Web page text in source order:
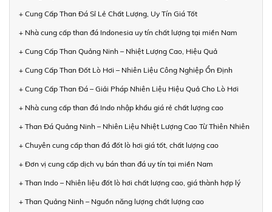
+ Cung Cấp Than Đá Sỉ Lẻ Chất Lượng, Uy Tín Giá Tốt
+ Nhà cung cấp than đá Indonesia uy tín chất lượng tại miền Nam
+ Cung Cấp Than Quảng Ninh – Nhiệt Lượng Cao, Hiệu Quả
+ Cung Cấp Than Đốt Lò Hơi – Nhiên Liệu Công Nghiệp Ổn Định
+ Cung Cấp Than Đá – Giải Pháp Nhiên Liệu Hiệu Quả Cho Lò Hơi
+ Nhà cung cấp than đá Indo nhập khẩu giá rẻ chất lượng cao
+ Than Đá Quảng Ninh – Nhiên Liệu Nhiệt Lượng Cao Từ Thiên Nhiên
+ Chuyên cung cấp than đá đốt lò hơi giá tốt, chất lượng cao
+ Đơn vị cung cấp dịch vụ bán than đá uy tín tại miền Nam
+ Than Indo – Nhiên liệu đốt lò hơi chất lượng cao, giá thành hợp lý
+ Than Quảng Ninh – Nguồn năng lượng chất lượng cao